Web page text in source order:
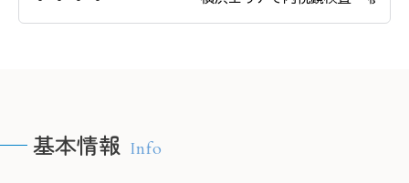
横浜駅前ひさゆき消化器内 合わせたピロリ菌の検査・ 科・
基本情報 Info